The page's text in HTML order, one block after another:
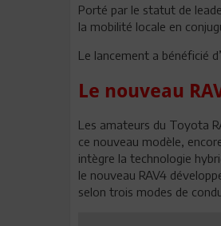
Porté par le statut de
la mobilité locale en
Le lancement a bénéficié
Le nouveau
Les amateurs du Toyota
ce nouveau modèle,
intègre la technologie
le nouveau RAV4
selon trois modes de